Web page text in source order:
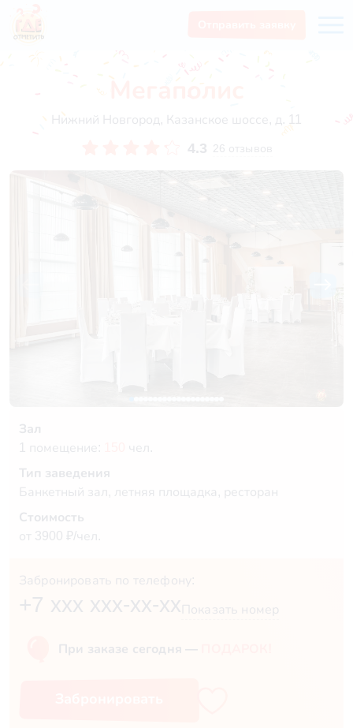
Мегаполис
Нижний Новгород, Казанское шоссе, д. 11
4.3 26 отзывов
Зал
1 помещение:
чел.
Тип заведения
Банкетный зал, летняя площадка, ресторан
Стоимость
от 3900 ₽/чел.
Забронировать по телефону:
+7 xxx xxx-xx-xx Показать номер
При заказе сегодня —